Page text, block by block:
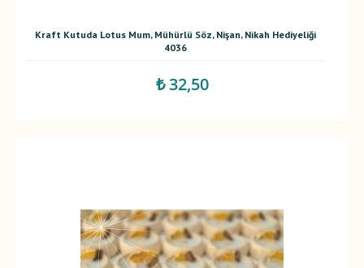
Kraft Kutuda Lotus Mum, Mühürlü Söz, Nişan, Nikah Hediyeliği
4036
₺ 32,50